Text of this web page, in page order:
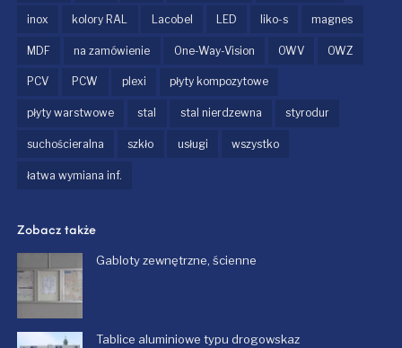
inox kolory RAL Lacobel LED liko-s magnes
MDF na zamówienie One-Way-Vision OWV OWZ
PCV PCW plexi płyty kompozytowe
płyty warstwowe stal stal nierdzewna styrodur
suchościeralna szkło usługi wszystko
łatwa wymiana inf.
Zobacz także
Gabloty zewnętrzne, ścienne
Tablice aluminiowe typu drogowskaz